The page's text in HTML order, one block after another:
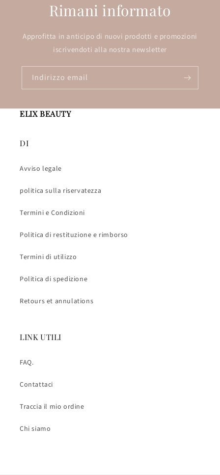
Rimani informato
Approfitta in anticipo di nuovi prodotti e promozioni
iscrivendoti alla nostra newsletter
Indirizzo email
ELIX BEAUTY
DI
Avviso legale
politica sulla riservatezza
Termini e Condizioni
Politica di restituzione e rimborso
Termini di utilizzo
Politica di spedizione
Retours et annulations
LINK UTILI
FAQ.
Contattaci
Traccia il mio ordine
Chi siamo